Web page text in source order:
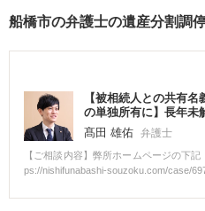
船橋市の弁護士の遺産分割調
【被相続人との共有
の単独所有に】長年未
所における15回の調停
事例
髙田 雄佑 弁護士
【ご相談内容】弊所ホームページの下
ps://nishifunabashi-souzoku.com/case/